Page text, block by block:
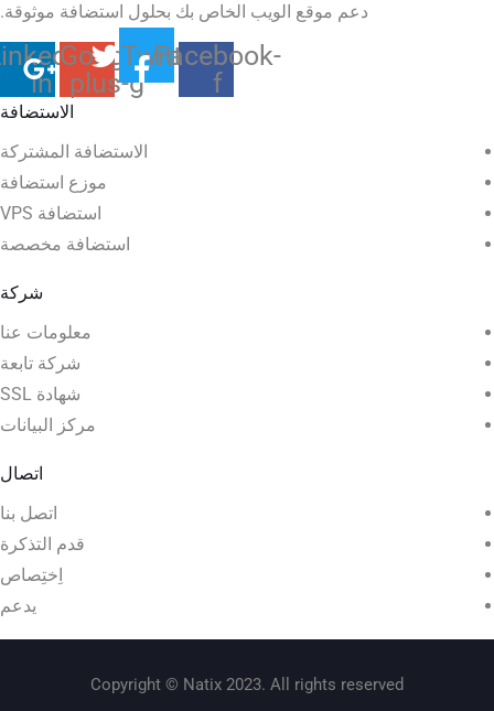
دعم موقع الويب الخاص بك بحلول استضافة موثوقة.
Facebook-
f
Twitter
Google-
plus-g
in
الاستضافة
الاستضافة المشتركة
موزع استضافة
استضافة VPS
استضافة مخصصة
شركة
معلومات عنا
شركة تابعة
شهادة SSL
مركز البيانات
اتصال
اتصل بنا
قدم التذكرة
اِختِصاص
يدعم
Copyright © Natix 2023. All rights reserved